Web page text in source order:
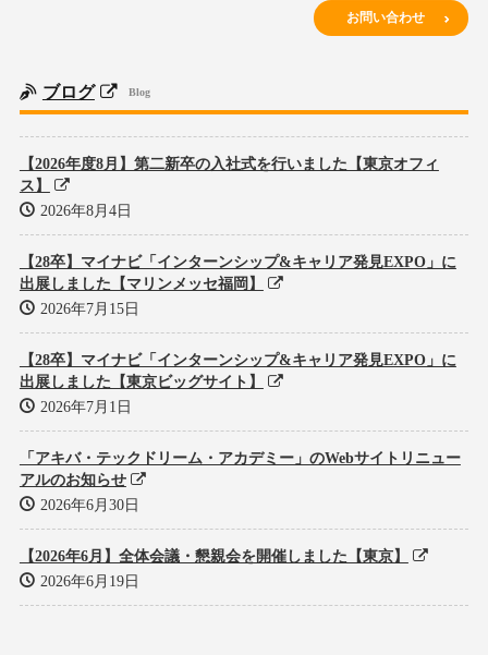
お問い合わせ
ブログ Blog
【2026年度8月】第二新卒の入社式を行いました【東京オフィ
ス】
2026年8月4日
【28卒】マイナビ「インターンシップ&キャリア発見EXPO」に
出展しました【マリンメッセ福岡】
2026年7月15日
【28卒】マイナビ「インターンシップ&キャリア発見EXPO」に
出展しました【東京ビッグサイト】
2026年7月1日
「アキバ・テックドリーム・アカデミー」のWebサイトリニュー
アルのお知らせ
2026年6月30日
【2026年6月】全体会議・懇親会を開催しました【東京】
2026年6月19日